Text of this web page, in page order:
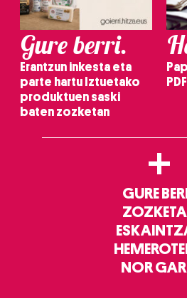
Gure berri.
Erantzun inkesta eta
parte hartu Iztuetako
produktuen saski
baten zozketan
+
GURE
NOR